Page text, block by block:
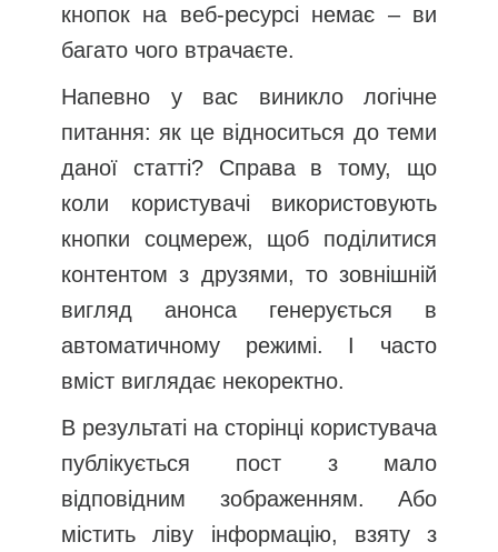
кнопок на веб-ресурсі немає – ви
багато чого втрачаєте.
Напевно у вас виникло логічне
питання: як це відноситься до теми
даної статті? Справа в тому, що
коли користувачі використовують
кнопки соцмереж, щоб поділитися
контентом з друзями, то зовнішній
вигляд анонса генерується в
автоматичному режимі. І часто
вміст виглядає некоректно.
В результаті на сторінці користувача
публікується пост з мало
відповідним зображенням. Або
містить ліву інформацію, взяту з